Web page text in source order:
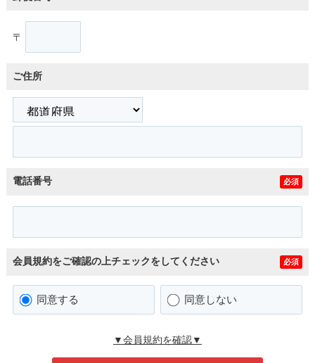
〒
ご住所
電話番号 必須
会員規約をご確認の上チェックをしてください 必須
同意する 同意しない
▼会員規約を確認▼